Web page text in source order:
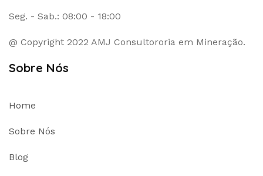
Seg. - Sab.: 08:00 - 18:00
@ Copyright 2022 AMJ Consultororia em Mineração.
Sobre Nós
Home
Sobre Nós
Blog